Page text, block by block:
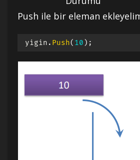
Push ile bir eleman
yigin . Push( 10 ) ;